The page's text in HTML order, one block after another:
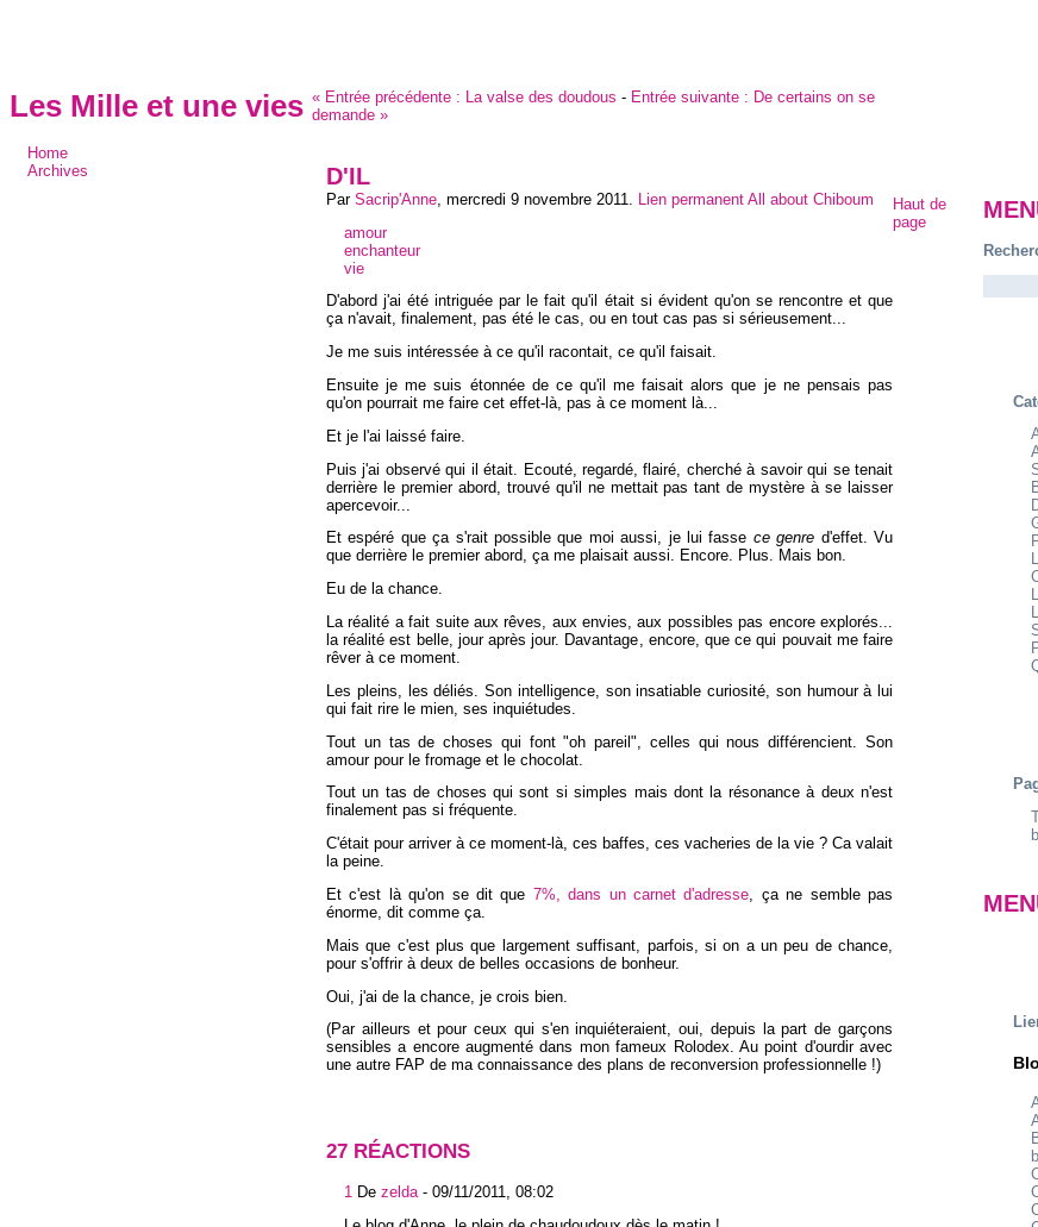
Les Mille et une vies
Home
Archives
« Entrée précédente : La valse des doudous - Entrée suivante : De certains on se
demande »
D'IL
Par Sacrip'Anne mercredi 9 novembre 2011 Lien permanent All about Chiboum
amour
enchanteur
vie
D'abord j'ai été intriguée par le fait qu'il était si évident qu'on se rencontre et que
ça n'avait, finalement, pas été le cas, ou en tout cas pas si sérieusement...
Je me suis intéressée à ce qu'il racontait, ce qu'il faisait.
Ensuite je me suis étonnée de ce qu'il me faisait alors que je ne pensais pas
qu'on pourrait me faire cet effet-là, pas à ce moment là...
Et je l'ai laissé faire.
Puis j'ai observé qui il était. Ecouté, regardé, flairé, cherché à savoir qui se tenait
derrière le premier abord, trouvé qu'il ne mettait pas tant de mystère à se laisser
apercevoir...
Et espéré que ça s'rait possible que moi aussi, je lui fasse ce genre d'effet. Vu
que derrière le premier abord, ça me plaisait aussi. Encore. Plus. Mais bon.
Eu de la chance.
La réalité a fait suite aux rêves, aux envies, aux possibles pas encore explorés...
la réalité est belle, jour après jour. Davantage, encore, que ce qui pouvait me faire
rêver à ce moment.
Les pleins, les déliés. Son intelligence, son insatiable curiosité, son humour à lui
qui fait rire le mien, ses inquiétudes.
Tout un tas de choses qui font "oh pareil", celles qui nous différencient. Son
amour pour le fromage et le chocolat.
Tout un tas de choses qui sont si simples mais dont la résonance à deux n'est
finalement pas si fréquente.
C'était pour arriver à ce moment-là, ces baffes, ces vacheries de la vie ? Ca valait
la peine.
Et c'est là qu'on se dit que 7%, dans un carnet d'adresse, ça ne semble pas
énorme, dit comme ça.
Mais que c'est plus que largement suffisant, parfois, si on a un peu de chance,
pour s'offrir à deux de belles occasions de bonheur.
Oui, j'ai de la chance, je crois bien.
(Par ailleurs et pour ceux qui s'en inquiéteraient, oui, depuis la part de garçons
sensibles a encore augmenté dans mon fameux Rolodex. Au point d'ourdir avec
une autre FAP de ma connaissance des plans de reconversion professionnelle !)
27 RÉACTIONS
1 De zelda- 09/11/2011, 08:02
Haut de
page